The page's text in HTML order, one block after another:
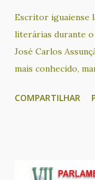
Escritor iguaiense
literárias durante
José Carlos
mais conhecido,
escritor é um dos
ele também
COMPARTILHAR